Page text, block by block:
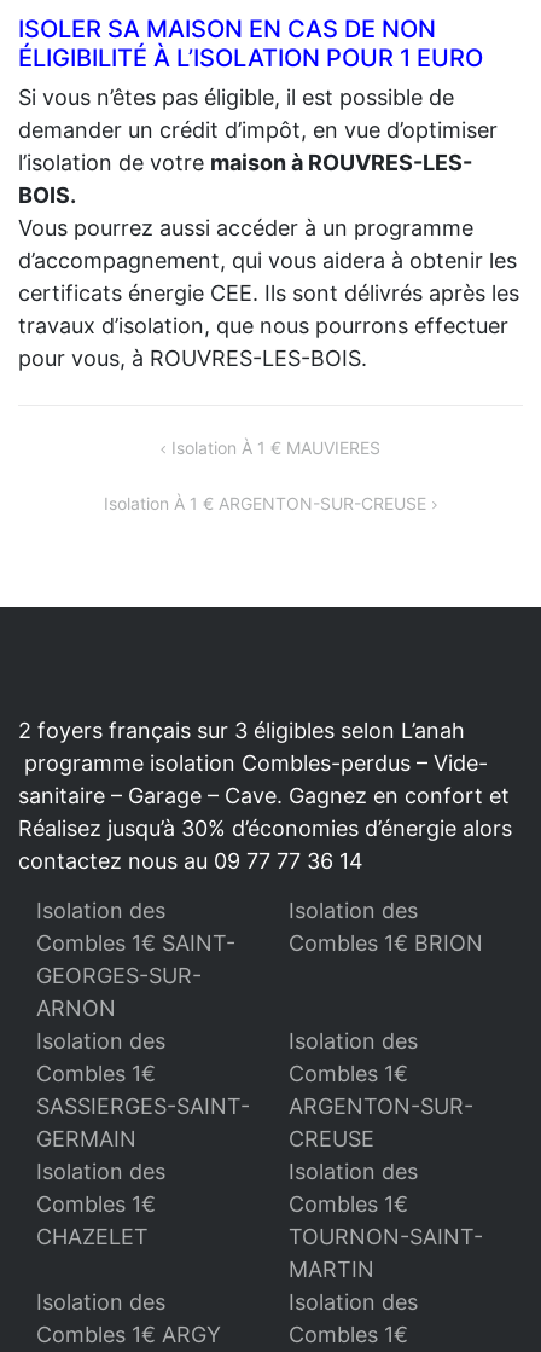
ISOLER SA MAISON EN CAS DE NON
ÉLIGIBILITÉ À L’ISOLATION POUR 1 EURO
Si vous n’êtes pas éligible, il est possible de
demander un crédit d’impôt, en vue d’optimiser
l’isolation de votre maison à ROUVRES-LES-
BOIS.
Vous pourrez aussi accéder à un programme
d’accompagnement, qui vous aidera à obtenir les
certificats énergie CEE. Ils sont délivrés après les
travaux d’isolation, que nous pourrons effectuer
pour vous, à ROUVRES-LES-BOIS.
NAVIGATION
L’ARTICLE
Isolation À 1 € MAUVIERES
Isolation À 1 € ARGENTON-SUR-CREUSE
2 foyers français sur 3 éligibles selon L’anah
programme isolation Combles-perdus – Vide-
sanitaire – Garage – Cave. Gagnez en confort et
Réalisez jusqu’à 30% d’économies d’énergie alors
contactez nous au 09 77 77 36 14
Isolation des
Combles 1€ SAINT-
GEORGES-SUR-
ARNON
Isolation des
Combles 1€ BRION
Isolation des
Combles 1€
SASSIERGES-SAINT-
GERMAIN
Isolation des
Combles 1€
ARGENTON-SUR-
CREUSE
Isolation des
Combles 1€
CHAZELET
Isolation des
Combles 1€
TOURNON-SAINT-
MARTIN
Isolation des
Combles 1€ ARGY
Isolation des
Combles 1€